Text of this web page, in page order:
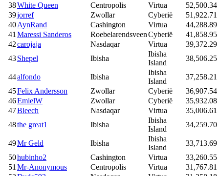
38White Queen Centropolis Virtua
52,500.34
39jorref Zwollar Cyberië
51,922.71
40AynRand Cashington Virtua
44,288.89
41 Maressi Sanderos RoebelarendsveenCyberië
41,858.95
42carojaja Nasdaqar Virtua
39,372.29
43Shepel Ibisha
Ibisha
Island
38,506.25
44alfondo Ibisha
Ibisha
Island
37,258.21
45Felix Andersson Zwollar Cyberië
36,907.54
46EmielW Zwollar Cyberië
35,932.08
47Bleech Nasdaqar Virtua
35,006.61
48the great1 Ibisha
Ibisha
Island
34,259.70
49Mr Geld Ibisha
Ibisha
Island
33,713.69
50hubinho2 Cashington Virtua
33,260.55
51 Mr-Anonymous Centropolis Virtua
31,767.81